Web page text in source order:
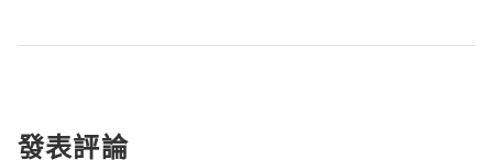
發表評論